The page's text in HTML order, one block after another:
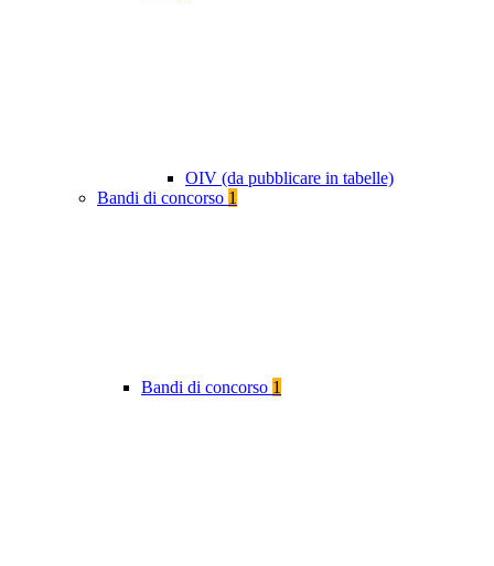
OIV (da pubblicare in tabelle)
Bandi di concorso 1
Bandi di concorso 1